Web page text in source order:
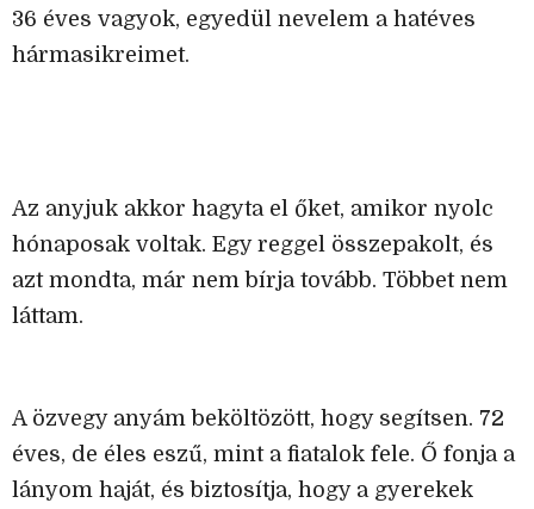
36 éves vagyok, egyedül nevelem a hatéves
hármasikreimet.
Az anyjuk akkor hagyta el őket, amikor nyolc
hónaposak voltak. Egy reggel összepakolt, és
azt mondta, már nem bírja tovább. Többet nem
láttam.
A özvegy anyám beköltözött, hogy segítsen. 72
éves, de éles eszű, mint a fiatalok fele. Ő fonja a
lányom haját, és biztosítja, hogy a gyerekek